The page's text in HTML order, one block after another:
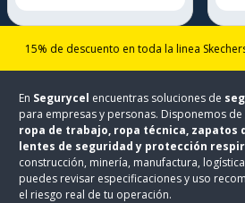
de descuento en toda la linea Skechers
En Segurycel encuentras soluciones de
para empresas y personas. Disponemos
ropa de trabajo, ropa técnica, zapatos
lentes de seguridad y protección
construcción, minería, manufactura,
puedes revisar especificaciones y uso
el riesgo real de tu operación.